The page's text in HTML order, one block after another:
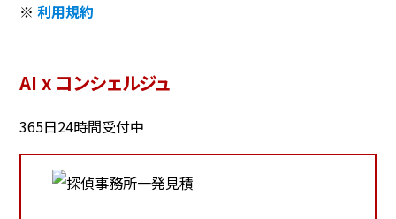
※利用規約
AI x コンシェルジュ
365日24時間受付中